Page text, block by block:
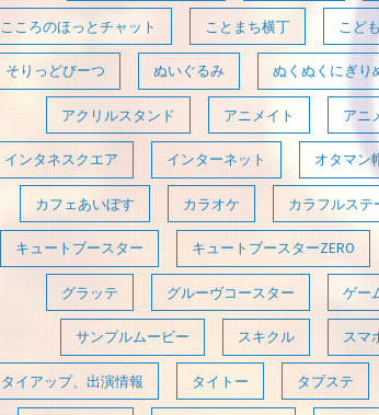
こころのほっとチャット ことまち横丁 こど
そりっどびーつ ぬいぐるみ ぬくぬくにぎり
アクリルスタンド アニメイト アニ
インタネスクエア インターネット オタマン
カフェあいぼす カラオケ カラフルステ
キュートブースター キュートブースターZERO
グラッテ グルーヴコースター ゲー
サンプルムービー スキクル スマ
タイアップ、出演情報 タイトー タプステ